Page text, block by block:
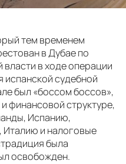
тем временем
в Дубае по
власти в ходе операции
испанской судебной
был «боссом боссов»,
финансовой структуре,
Испанию,
и налоговые
была
освобожден.